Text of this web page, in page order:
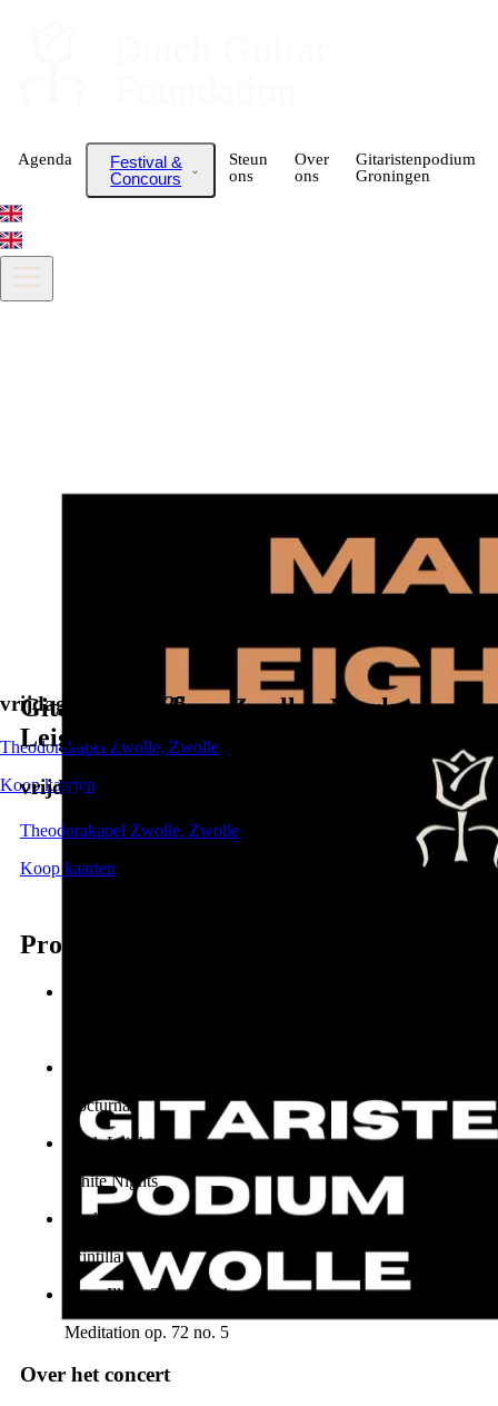
Agenda
Festival &
Concours
Steun
ons
Over
ons
Gitaristenpodium
Groningen
vrijdag 27 juni 2025
Theodorakapel Zwolle, Zwolle
Koop kaarten
Gitaristenpodium Zwolle - Mark
Leighton
vrijdag 27 juni 2025
Theodorakapel Zwolle, Zwolle
Koop kaarten
Programma
Nocturnal
Mark Leighton
White Nights
Mark Leighton
Scintilla
Pytor Illych Tchaikovsky
Meditation op. 72 no. 5
Over het concert